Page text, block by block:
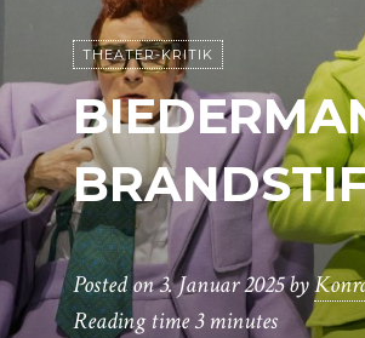
THEATER-KRITIK
Posted on3. Januar 2025by
Reading time3 minutes